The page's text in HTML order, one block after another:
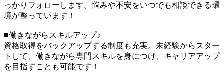
っかりフォローします。悩みや不安をいつでも相談できる環
境が整っています！
■働きながらスキルアップ♪
資格取得をバックアップする制度も充実。未経験からスター
トして、働きながら専門スキルを身につけ、キャリアアップ
を目指すことも可能です！